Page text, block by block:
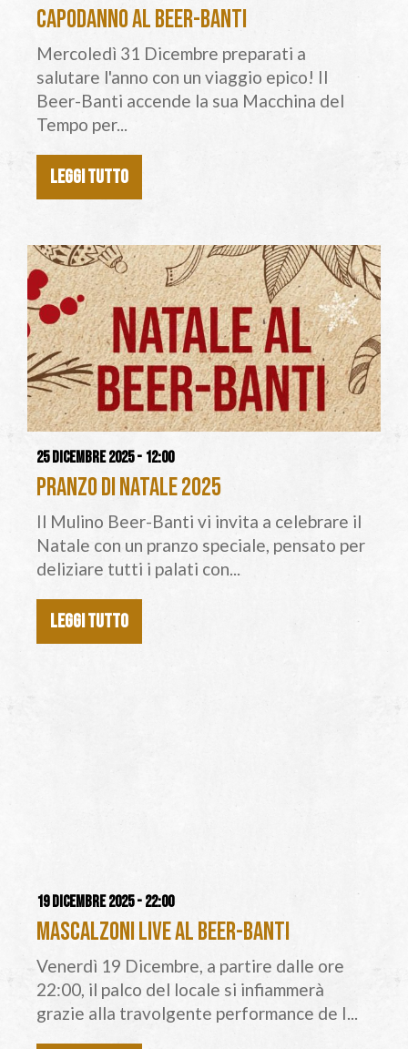
Capodanno al Beer-Banti
Mercoledì 31 Dicembre preparati a
salutare l'anno con un viaggio epico! Il
Beer-Banti accende la sua Macchina del
Tempo per...
LEGGI TUTTO
25 dicembre 2025 - 12:00
Pranzo di Natale 2025
Il Mulino Beer-Banti vi invita a celebrare il
Natale con un pranzo speciale, pensato per
deliziare tutti i palati con...
LEGGI TUTTO
19 dicembre 2025 - 22:00
Mascalzoni Live al Beer-Banti
Venerdì 19 Dicembre, a partire dalle ore
22:00, il palco del locale si infiammerà
grazie alla travolgente performance de I...